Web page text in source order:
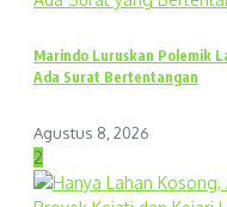
Marindo Luruskan Polemik
Ada Surat Bertentangan
Agustus 8, 2026
2